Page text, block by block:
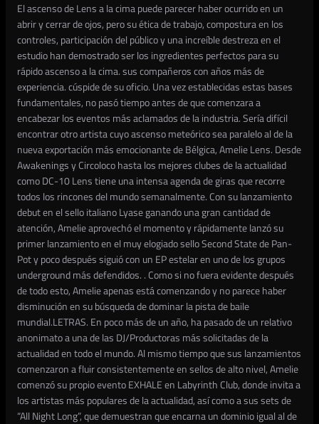
El ascenso de Lens a la cima puede parecer haber ocurrido en un
abrir y cerrar de ojos, pero su ética de trabajo, compostura en los
controles, participación del público y una increíble destreza en el
estudio han demostrado ser los ingredientes perfectos para su
rápido ascenso a la cima. sus compañeros con años más de
experiencia. cúspide de su oficio. Una vez establecidas estas bases
fundamentales, no pasó tiempo antes de que comenzara a
encabezar los eventos más aclamados de la industria. Sería difícil
encontrar otro artista cuyo ascenso meteórico sea paralelo al de la
nueva exportación más emocionante de Bélgica, Amelie Lens. Desde
Awakenings y Circoloco hasta los mejores clubes de la actualidad
como DC-10 Lens tiene una intensa agenda de giras que recorre
todos los rincones del mundo semanalmente. Con su lanzamiento
debut en el sello italiano Lyase ganando una gran cantidad de
atención, Amelie aprovechó el momento y rápidamente lanzó su
primer lanzamiento en el muy elogiado sello Second State de Pan-
Pot y poco después siguió con un EP estelar en uno de los grupos
underground más defendidos. . Como si no fuera evidente después
de todo esto, Amelie apenas está comenzando y no parece haber
disminución en su búsqueda de dominar la pista de baile
mundial.LETRAS. En poco más de un año, ha pasado de un relativo
anonimato a una de las DJ/Productoras más solicitadas de la
actualidad en todo el mundo. Al mismo tiempo que sus lanzamientos
comenzaron a fluir consistentemente en sellos de alto nivel, Amelie
comenzó su propio evento EXHALE en Labyrinth Club, donde invita a
los artistas más populares de la actualidad, así como a sus sets de
“All Night Long”, que demuestran que encarna un dominio igual al de